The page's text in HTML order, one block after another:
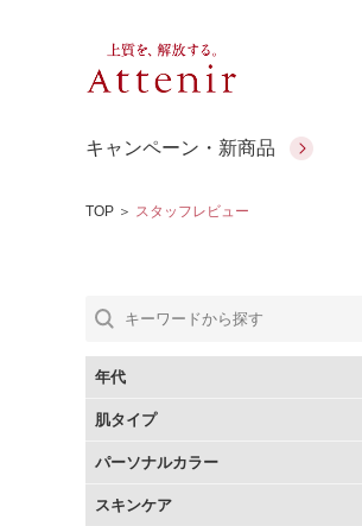
キャンペーン・新商品
お友達紹介サービス
チェックで選ぶ
アロマリチュアル
＆エイジングケア
Make Look
コラーゲン
ル
TOP ＞ スタッフレビュー
年代
肌タイプ
パーソナルカラー
スキンケア